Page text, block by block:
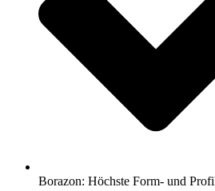
Borazon: Höchste Form- und